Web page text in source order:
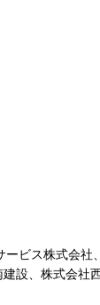
ービス株式会社
設、株式会社